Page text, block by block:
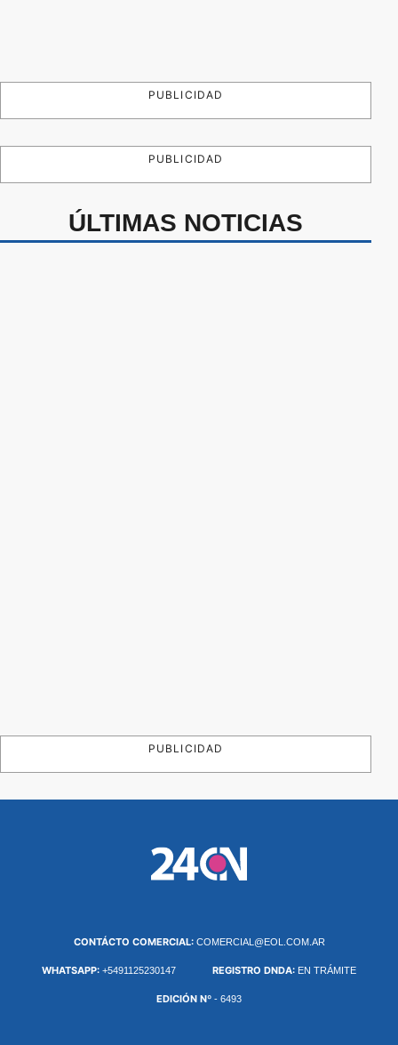
PUBLICIDAD
PUBLICIDAD
ÚLTIMAS NOTICIAS
PUBLICIDAD
CONTÁCTO COMERCIAL: COMERCIAL@EOL.COM.AR
WHATSAPP: +5491125230147 REGISTRO DNDA: EN TRÁMITE
EDICIÓN Nº - 6493